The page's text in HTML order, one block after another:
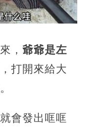
， 爺爺是左
，打開來給大
會發出哐哐